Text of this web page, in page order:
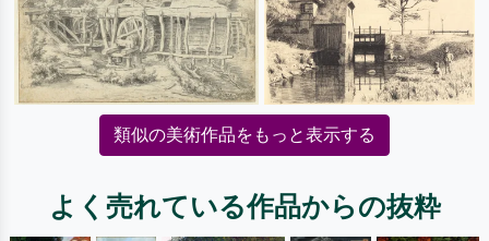
類似の美術作品をもっと表示する
よく売れている作品からの抜粋